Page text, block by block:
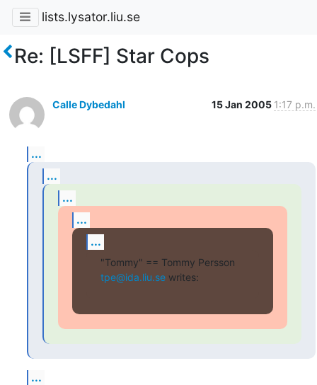
lists.lysator.liu.se
Re: [LSFF] Star Cops
Calle Dybedahl 15 Jan 2005 1:17 p.m.
...
...
...
...
...
tpe@ida.liu.se writes:
...